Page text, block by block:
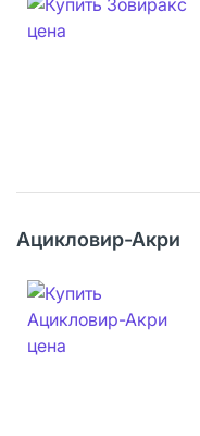
Ацикловир-Акри